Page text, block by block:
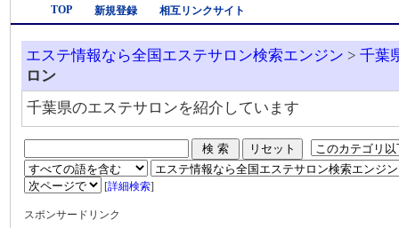
TOP
新規登録 相互リンクサイト
エステ情報なら全国エステサロン検索エンジン > 千葉
ロン
千葉県のエステサロンを紹介しています
[詳細検索]
スポンサードリンク